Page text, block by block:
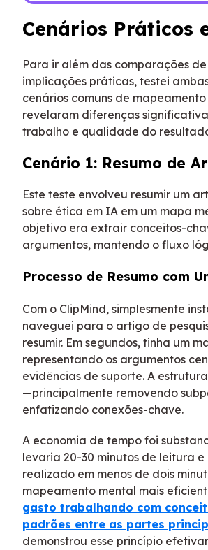
Cenários Práticos
Para ir além das comparações
implicações práticas, testei
cenários comuns de
revelaram diferenças
trabalho e qualidade do
Cenário 1: Resumo de
Este teste envolveu resumir um
sobre ética em IA em um mapa
objetivo era extrair conceitos-
argumentos, mantendo o fluxo
Processo de Resumo com
Com o ClipMind, simplesmente
naveguei para o artigo de
resumir. Em segundos, tinha um
representando os argumentos
evidências de suporte. A
—principalmente removendo
enfatizando conexões-chave.
A economia de tempo foi
levaria 20-30 minutos de leitura
realizado em menos de dois
mapeamento mental mais
gasto trabalhando com
padrões entre as partes
demonstrou esse princípio